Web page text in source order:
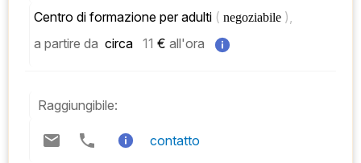
Centro di formazione per adulti ( negoziabile ),
a partire da circa 11 € all'ora
Raggiungibile:
contatto